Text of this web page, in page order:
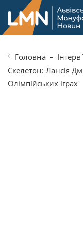
Головна
Скелетон: Лансія
Олімпійських іграх